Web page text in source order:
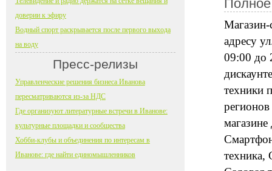
Магазин-
адресу
09:00 до
техники
техника,
доверии к эфиру
Водный спорт раскрывается после первого выхода
на воду
Пресс-релизы
Управленческие решения бизнеса Иванова
пересматриваются из-за НДС
Где организуют литературные встречи в Иванове:
культурные площадки и сообщества
Хобби-клубы и объединения по интересам в
Иванове: где найти единомышленников